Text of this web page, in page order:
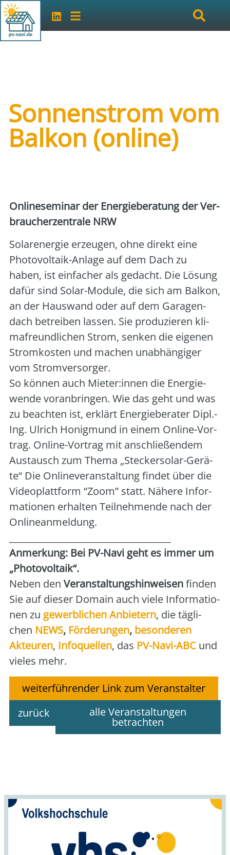
Sonnenstrom vom
Balkon (online)
Online­se­mi­nar der Ener­gie­be­ra­tung der Ver­
brau­cher­zen­tra­le NRW
Solar­ener­gie erzeu­gen, ohne direkt eine
Pho­to­vol­ta­ik-Anla­ge auf dem Dach zu
haben, ist ein­fa­cher als gedacht. Die Lösung
dafür sind Solar-Modu­le, die sich am Bal­kon,
an der Haus­wand oder auf dem Gara­gen­
dach betrei­ben las­sen. Sie pro­du­zie­ren kli­
ma­freund­li­chen Strom, sen­ken die eige­nen
Strom­kos­ten und machen unab­hän­gi­ger
vom Strom­ver­sor­ger.
So kön­nen auch Mieter:innen die Ener­gie­
wen­de vor­an­brin­gen. Wie das geht und was
zu beach­ten ist, erklärt Ener­gie­be­ra­ter Dipl.-
Ing. Ulrich Honig­mund in einem Online-Vor­
trag. Online-Vor­trag mit anschlie­ßen­dem
Aus­tausch zum The­ma „Ste­cker­so­lar-Gerä­
te“ Die Onlin­ever­an­stal­tung fin­det über die
Video­platt­form “Zoom” statt. Nähe­re Infor­
ma­tio­nen erhal­ten Teil­neh­men­de nach der
Online­an­mel­dung.
Anmer­kung: Bei PV-Navi geht es immer um
„Pho­to­vol­ta­ik“.
Neben den Ver­an­stal­tungs­hin­wei­senfin­den
Sie auf die­ser Domain auch vie­le Infor­ma­tio­
nen zu gewerb­li­chen Anbie­tern, die täg­li­
chen NEWS, För­de­run­gen, beson­de­ren
Akteu­ren, Info­quel­len, das PV-Navi-ABC und
vie­les mehr.
weiterführender Link zum Veranstalter
zurück
alle Veranstaltungen
betrachten